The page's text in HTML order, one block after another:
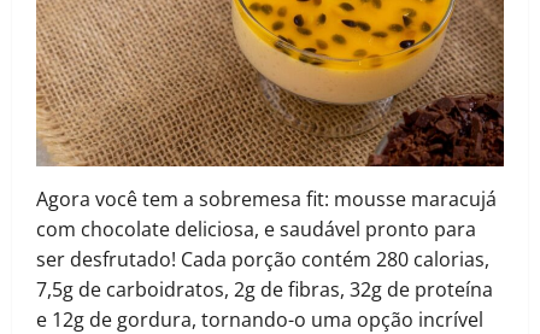
Agora você tem a sobremesa fit: mousse maracujá
com chocolate deliciosa, e saudável pronto para
ser desfrutado! Cada porção contém 280 calorias,
7,5g de carboidratos, 2g de fibras, 32g de proteína
e 12g de gordura, tornando-o uma opção incrível